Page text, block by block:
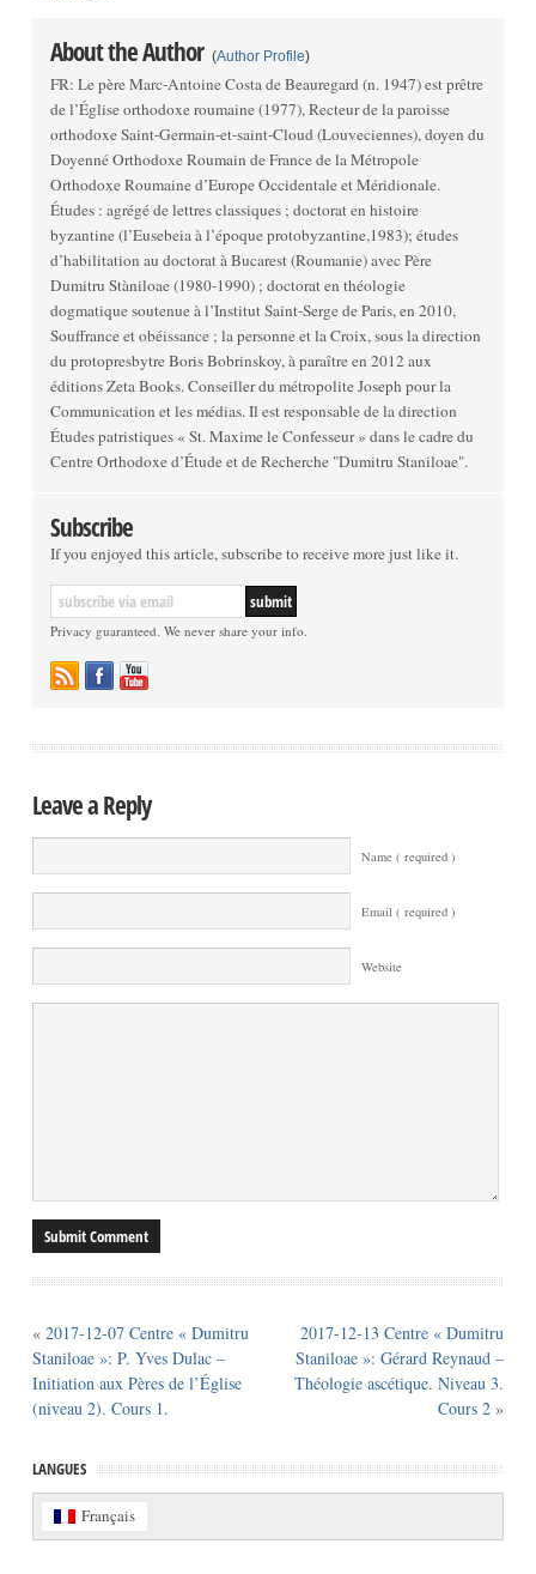
About the Author (Author Profile)
FR: Le père Marc-Antoine Costa de Beauregard (n. 1947) est prêtre
de l’Église orthodoxe roumaine (1977), Recteur de la paroisse
orthodoxe Saint-Germain-et-saint-Cloud (Louveciennes), doyen du
Doyenné Orthodoxe Roumain de France de la Métropole
Orthodoxe Roumaine d’Europe Occidentale et Méridionale.
Études : agrégé de lettres classiques ; doctorat en histoire
byzantine (l’Eusebeia à l’époque protobyzantine,1983); études
d’habilitation au doctorat à Bucarest (Roumanie) avec Père
Dumitru Stàniloae (1980-1990) ; doctorat en théologie
dogmatique soutenue à l’Institut Saint-Serge de Paris, en 2010,
Souffrance et obéissance ; la personne et la Croix, sous la direction
du protopresbytre Boris Bobrinskoy, à paraître en 2012 aux
éditions Zeta Books. Conseiller du métropolite Joseph pour la
Communication et les médias. Il est responsable de la direction
Études patristiques « St. Maxime le Confesseur » dans le cadre du
Centre Orthodoxe d’Étude et de Recherche "Dumitru Staniloae".
Subscribe
If you enjoyed this article, subscribe to receive more just like it.
Privacy guaranteed. We never share your info.
Leave a Reply
Name ( required )
Email ( required )
Website
« 2017-12-07 Centre « Dumitru
Staniloae »: P. Yves Dulac –
Initiation aux Pères de l’Église
(niveau 2). Cours 1.
2017-12-13 Centre « Dumitru
Staniloae »: Gérard Reynaud –
Théologie ascétique. Niveau 3.
Cours 2 »
LANGUES
Français